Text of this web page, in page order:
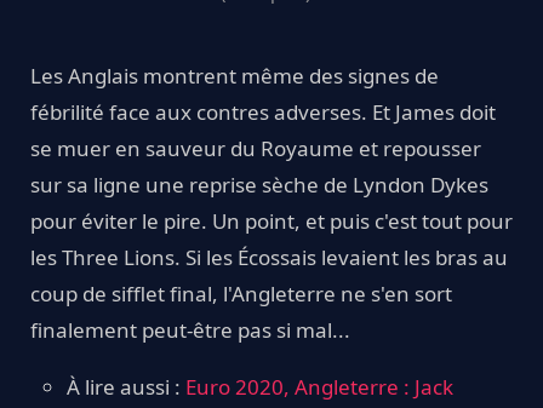
Les Anglais montrent même des signes de
fébrilité face aux contres adverses. Et James doit
se muer en sauveur du Royaume et repousser
sur sa ligne une reprise sèche de Lyndon Dykes
pour éviter le pire. Un point, et puis c'est tout pour
les Three Lions. Si les Écossais levaient les bras au
coup de sifflet final, l'Angleterre ne s'en sort
finalement peut-être pas si mal...
À lire aussi : Euro 2020, Angleterre : Jack